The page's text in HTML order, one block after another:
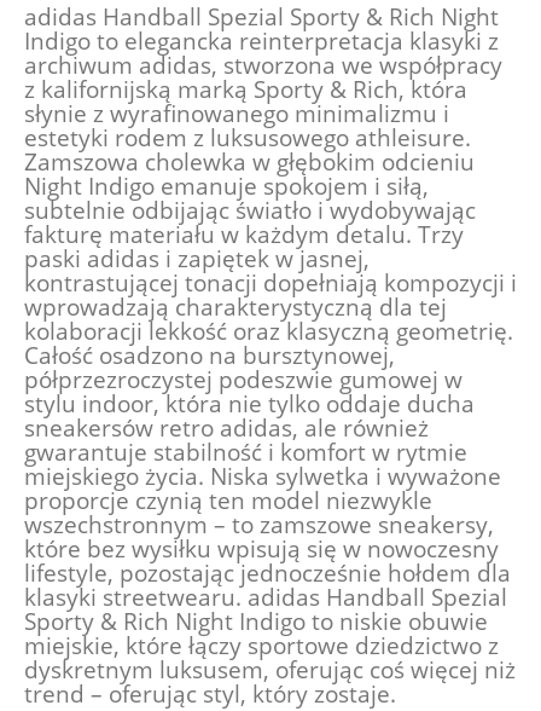
adidas Handball Spezial Sporty & Rich Night
Indigo to elegancka reinterpretacja klasyki z
archiwum adidas, stworzona we współpracy
z kalifornijską marką Sporty & Rich, która
słynie z wyrafinowanego minimalizmu i
estetyki rodem z luksusowego athleisure.
Zamszowa cholewka w głębokim odcieniu
Night Indigo emanuje spokojem i siłą,
subtelnie odbijając światło i wydobywając
fakturę materiału w każdym detalu. Trzy
paski adidas i zapiętek w jasnej,
kontrastującej tonacji dopełniają kompozycji i
wprowadzają charakterystyczną dla tej
kolaboracji lekkość oraz klasyczną geometrię.
Całość osadzono na bursztynowej,
półprzezroczystej podeszwie gumowej w
stylu indoor, która nie tylko oddaje ducha
sneakersów retro adidas, ale również
gwarantuje stabilność i komfort w rytmie
miejskiego życia. Niska sylwetka i wyważone
proporcje czynią ten model niezwykle
wszechstronnym – to zamszowe sneakersy,
które bez wysiłku wpisują się w nowoczesny
lifestyle, pozostając jednocześnie hołdem dla
klasyki streetwearu. adidas Handball Spezial
Sporty & Rich Night Indigo to niskie obuwie
miejskie, które łączy sportowe dziedzictwo z
dyskretnym luksusem, oferując coś więcej niż
trend – oferując styl, który zostaje.